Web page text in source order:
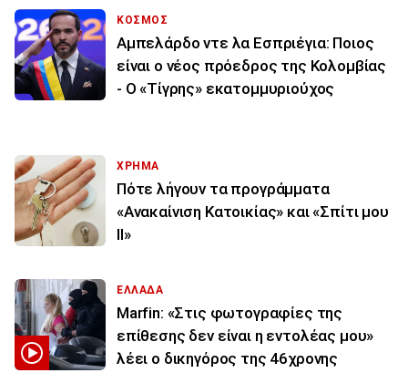
ΚΟΣΜΟΣ
Αμπελάρδο ντε λα Εσπριέγια: Ποιος
είναι ο νέος πρόεδρος της Κολομβίας
- Ο «Τίγρης» εκατομμυριούχος
ΧΡΗΜΑ
Πότε λήγουν τα προγράμματα
«Ανακαίνιση Κατοικίας» και «Σπίτι μου
ΙΙ»
ΕΛΛΑΔΑ
Marfin: «Στις φωτογραφίες της
επίθεσης δεν είναι η εντολέας μου»
λέει ο δικηγόρος της 46χρονης